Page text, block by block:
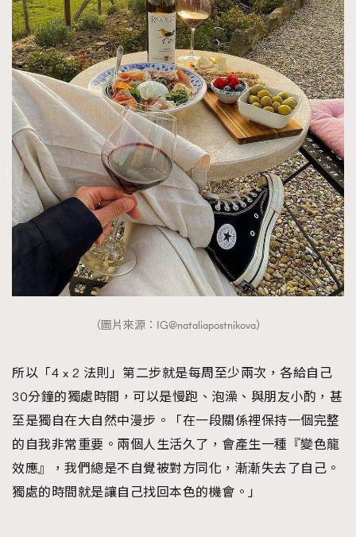
（圖片來源：IG@nataliapostnikova）
所以「4 x 2 法則」第二步就是每周至少兩次，各給自己
30分鐘的獨處時間，可以是慢跑、泡澡、與朋友小酌，甚
至是獨自在大自然中漫步。「在一段關係裡保持一個完整
的自我非常重要。兩個人生活久了，會產生一種『變色龍
效應』，我們總是不自覺被對方同化，漸漸失去了自己。
獨處的時間就是讓自己找回本色的機會。」